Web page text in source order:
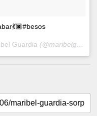
Guardia (@maribelguardia) el